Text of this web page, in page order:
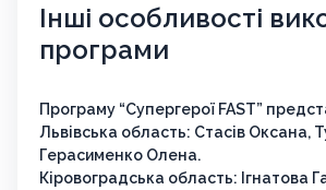
Інші особливості
програми
Програму “Супергерої FAST”
Львівська область: Стасів Оксана,
Герасименко Олена.
Кіровоградська область: Ігнатова